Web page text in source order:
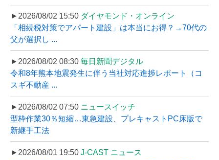
►2026/08/02 15:50 ダイヤモンド・オンライン
「相続税対策でアパート建設」は本当にお得？→70代の
父が選択し ...
►2026/08/02 08:30 毎日新聞デジタル
令和8年熊本地震発生に伴う当社対応進捗レポート（コ
スギ不動産 ...
►2026/08/02 07:50 ニュースイッチ
型枠作業30％短縮…東急建設、プレキャストPC床版で
新継手工法
►2026/08/01 19:50 J-CAST ニュース